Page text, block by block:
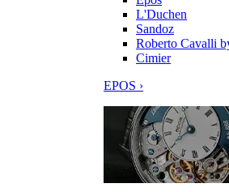
L'Duchen
Sandoz
Roberto Cavalli
Cimier
EPOS ›